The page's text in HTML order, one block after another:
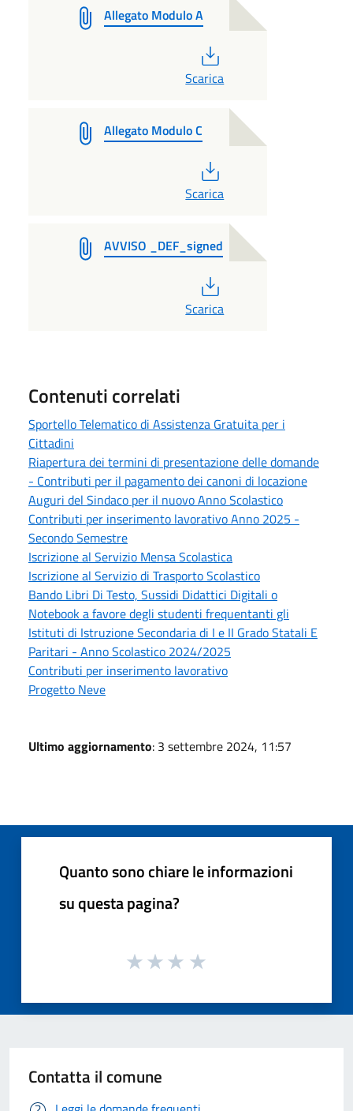
Allegato Modulo A
Scarica
Allegato Modulo C
Scarica
AVVISO _DEF_signed
Scarica
Contenuti correlati
Sportello Telematico di Assistenza Gratuita per i
Cittadini
Riapertura dei termini di presentazione delle domande
- Contributi per il pagamento dei canoni di locazione
Auguri del Sindaco per il nuovo Anno Scolastico
Contributi per inserimento lavorativo Anno 2025 -
Secondo Semestre
Iscrizione al Servizio Mensa Scolastica
Iscrizione al Servizio di Trasporto Scolastico
Bando Libri Di Testo, Sussidi Didattici Digitali o
Notebook a favore degli studenti frequentanti gli
Istituti di Istruzione Secondaria di I e II Grado Statali E
Paritari - Anno Scolastico 2024/2025
Contributi per inserimento lavorativo
Progetto Neve
Ultimo aggiornamento: 3 settembre 2024, 11:57
Quanto sono chiare le informazioni
su questa pagina?
Contatta il comune